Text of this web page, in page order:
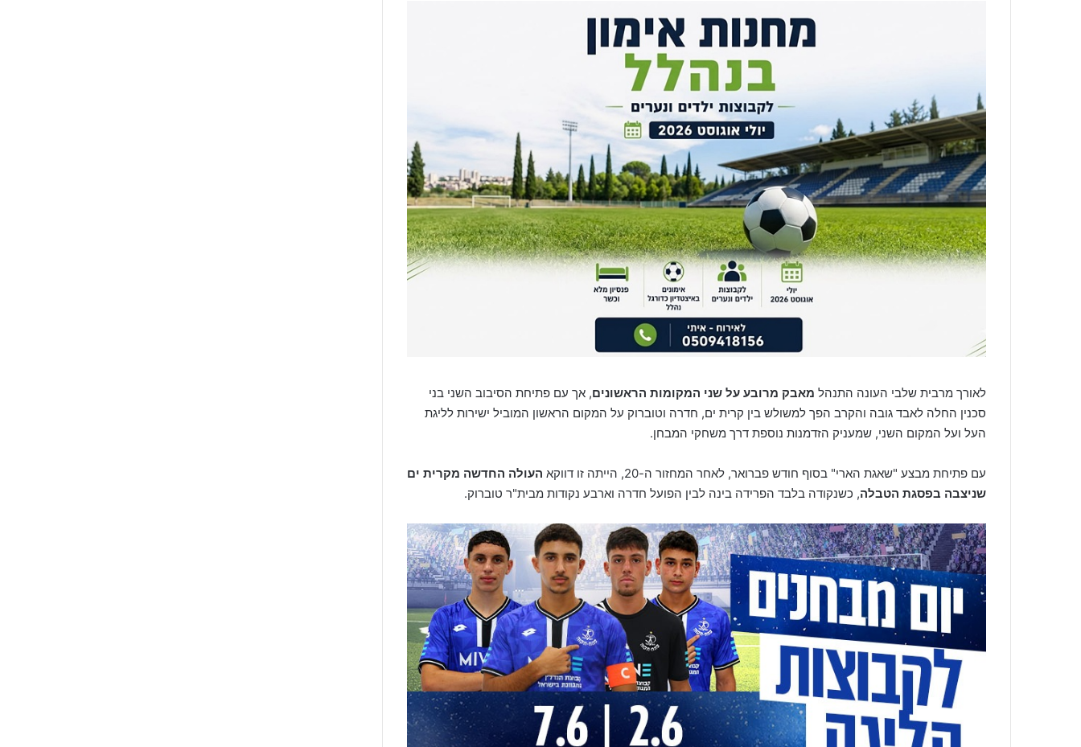
לאורך מרבית שלבי העונה התנהל מאבק מרובע על שני המקומות הראשונים, אך עם פתיחת הסיבוב השני בני
סכנין החלה לאבד גובה והקרב הפך למשולש בין קרית ים, חדרה וטוברוק על המקום הראשון המוביל ישירות לליגת
העל ועל המקום השני, שמעניק הזדמנות נוספת דרך משחקי המבחן.
עם פתיחת מבצע "שאגת הארי" בסוף חודש פברואר, לאחר המחזור ה-20, הייתה זו דווקא
העולה החדשה מקרית ים
שניצבה בפסגת הטבלה, כשנקודה בלבד הפרידה בינה לבין הפועל חדרה וארבע נקודות מבית"ר טוברוק.